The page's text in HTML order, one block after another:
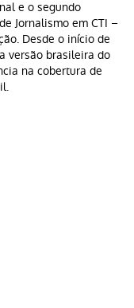
e o segundo
Jornalismo em CTI –
Desde o início de
versão brasileira do
na cobertura de